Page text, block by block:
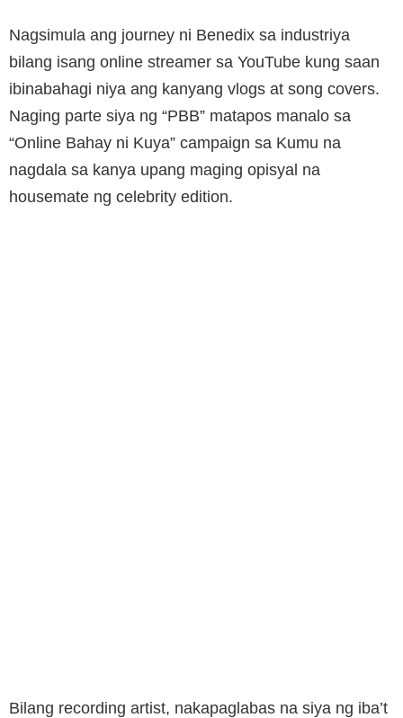
Nagsimula ang journey ni Benedix sa industriya
bilang isang online streamer sa YouTube kung saan
ibinabahagi niya ang kanyang vlogs at song covers.
Naging parte siya ng “PBB” matapos manalo sa
“Online Bahay ni Kuya” campaign sa Kumu na
nagdala sa kanya upang maging opisyal na
housemate ng celebrity edition.
Bilang recording artist, nakapaglabas na siya ng iba’t